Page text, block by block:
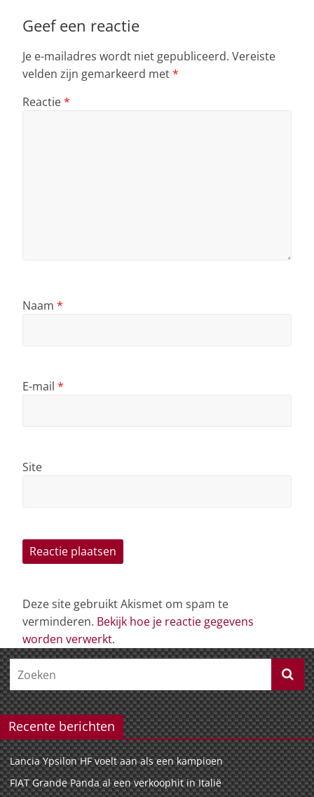
Geef een reactie
Je e-mailadres wordt niet gepubliceerd. Vereiste
velden zijn gemarkeerd met*
Reactie*
Naam *
E-mail *
Site
Deze site gebruikt Akismet om spam te
verminderen. Bekijk hoe je reactie gegevens
worden verwerkt.
Recente berichten
Lancia Ypsilon HF voelt aan als een kampioen
FIAT Grande Panda al een verkoophit in Italië